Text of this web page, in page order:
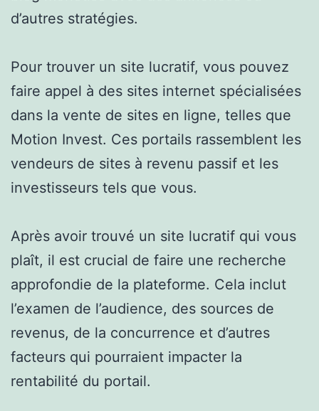
d’autres stratégies.
Pour trouver un site lucratif, vous pouvez
faire appel à des sites internet spécialisées
dans la vente de sites en ligne, telles que
Motion Invest. Ces portails rassemblent les
vendeurs de sites à revenu passif et les
investisseurs tels que vous.
Après avoir trouvé un site lucratif qui vous
plaît, il est crucial de faire une recherche
approfondie de la plateforme. Cela inclut
l’examen de l’audience, des sources de
revenus, de la concurrence et d’autres
facteurs qui pourraient impacter la
rentabilité du portail.